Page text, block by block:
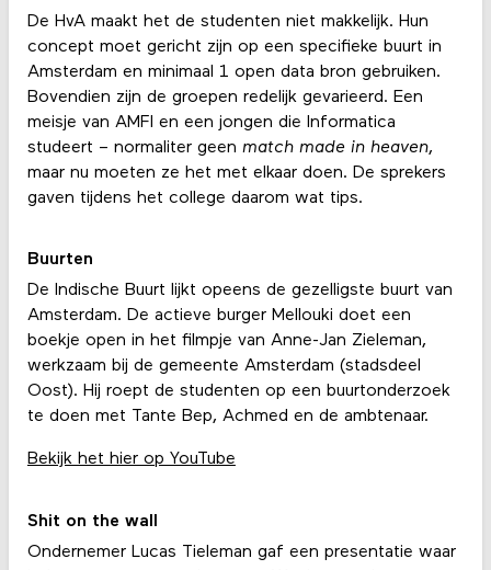
De HvA maakt het de studenten niet makkelijk. Hun
concept moet gericht zijn op een specifieke buurt in
Amsterdam en minimaal 1 open data bron gebruiken.
Bovendien zijn de groepen redelijk gevarieerd. Een
meisje van AMFI en een jongen die Informatica
studeert – normaliter geen match made in heaven,
maar nu moeten ze het met elkaar doen. De sprekers
gaven tijdens het college daarom wat tips.
Buurten
De Indische Buurt lijkt opeens de gezelligste buurt van
Amsterdam. De actieve burger Mellouki doet een
boekje open in het filmpje van Anne-Jan Zieleman,
werkzaam bij de gemeente Amsterdam (stadsdeel
Oost). Hij roept de studenten op een buurtonderzoek
te doen met Tante Bep, Achmed en de ambtenaar.
Bekijk het hier op YouTube
Shit on the wall
Ondernemer Lucas Tieleman gaf een presentatie waar